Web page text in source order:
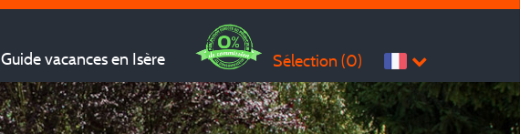
Guide vacances en Isère Sélection (0)